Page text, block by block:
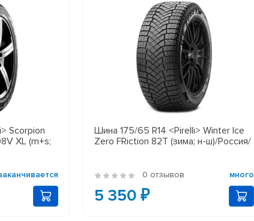
Scorpion
XL (m+s;
Шина 175/65 R14 <Pirelli> Winter Ice
Zero FRiction 82T (зима; н-ш)/Россия/
0 отзывов много
5 350 ₽